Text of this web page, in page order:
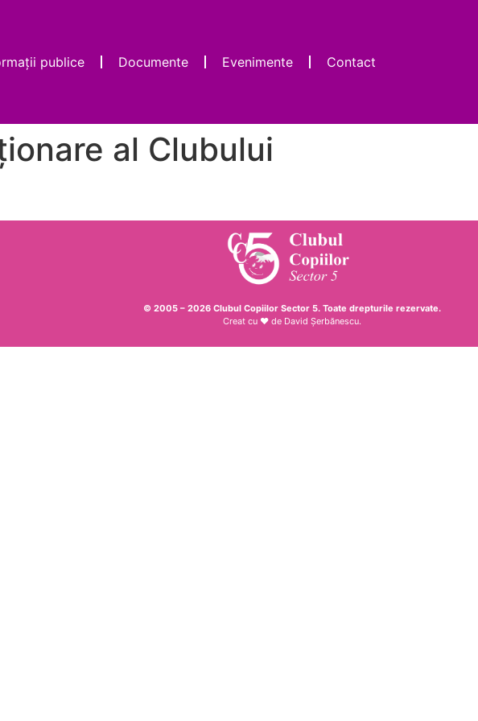
publice Documente Evenimente Contact
al Clubului
© 2005 – 2026 Clubul Copiilor Sector 5. Toate drepturile rezervate.
Creat cu ♥ de David Șerbănescu.